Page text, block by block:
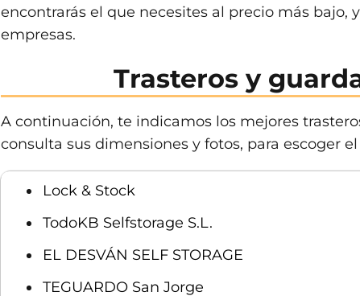
encontrarás el que necesites al precio más bajo,
empresas.
Trasteros y
A continuación, te indicamos los mejores
consulta sus dimensiones y fotos, para escoger
Lock & Stock
TodoKB Selfstorage S.L.
EL DESVÁN SELF STORAGE
TEGUARDO San Jorge